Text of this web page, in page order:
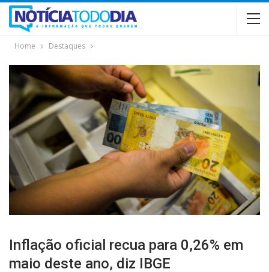
Home Destaques
Inflação oficial recua para 0,26% em
maio deste ano, diz IBGE